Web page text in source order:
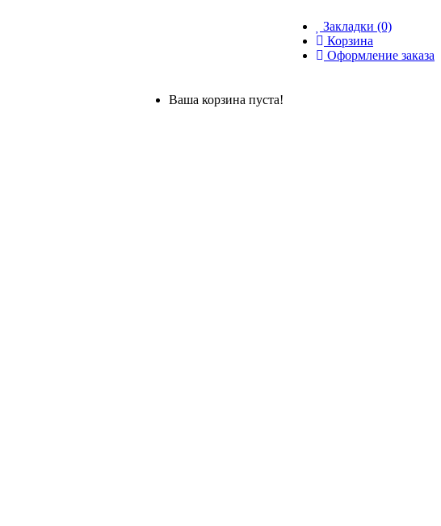
Закладки (0)
Корзина
Оформление заказа
Ваша корзина пуста!